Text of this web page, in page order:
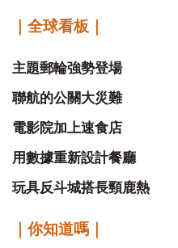
｜全球看板｜
主題郵輪強勢登場
聯航的公關大災難
電影院加上速食店
用數據重新設計餐廳
玩具反斗城搭長頸鹿熱
｜你知道嗎｜